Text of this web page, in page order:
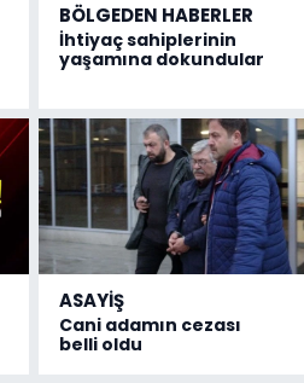
BÖLGEDEN HABERLER
İhtiyaç sahiplerinin
yaşamına dokundular
ASAYİŞ
Cani adamın cezası
belli oldu